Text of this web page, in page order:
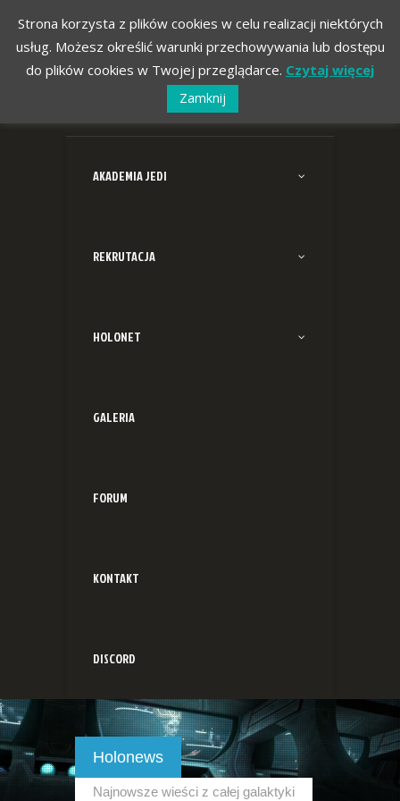
AKADEMIA JEDI
REKRUTACJA
HOLONET
GALERIA
FORUM
KONTAKT
DISCORD
Holonews
Najnowsze wieści z całej galaktyki
Strona korzysta z plików cookies w celu realizacji niektórych
usług. Możesz określić warunki przechowywania lub dostępu
do plików cookies w Twojej przeglądarce. Czytaj więcej
Zamknij